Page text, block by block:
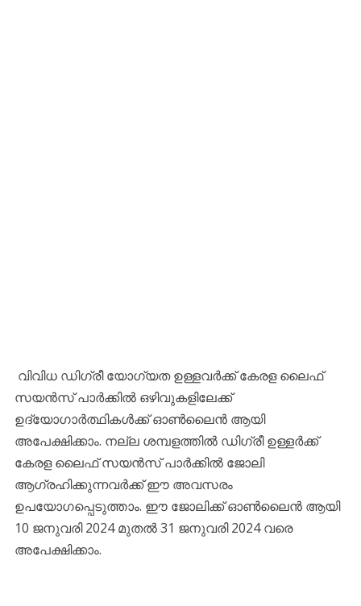
വിവിധ ഡിഗ്രീ യോഗ്യത ഉള്ളവർക്ക് കേരള ലൈഫ്
സയന്‍സ് പാര്‍ക്കില്‍ ഒഴിവുകളിലേക്ക്
ഉദ്യോഗാര്‍ത്ഥികള്‍ക്ക് ഓണ്‍ലൈന്‍ ആയി
അപേക്ഷിക്കാം. നല്ല ശമ്പളത്തിൽ ഡിഗ്രീ ഉള്ളർക്ക്
കേരള ലൈഫ് സയന്‍സ് പാര്‍ക്കില്‍ ജോലി
ആഗ്രഹിക്കുന്നവര്‍ക്ക് ഈ അവസരം
ഉപയോഗപ്പെടുത്താം. ഈ ജോലിക്ക് ഓണ്‍ലൈന്‍ ആയി
10 ജനുവരി 2024 മുതല്‍ 31 ജനുവരി 2024 വരെ
അപേക്ഷിക്കാം.